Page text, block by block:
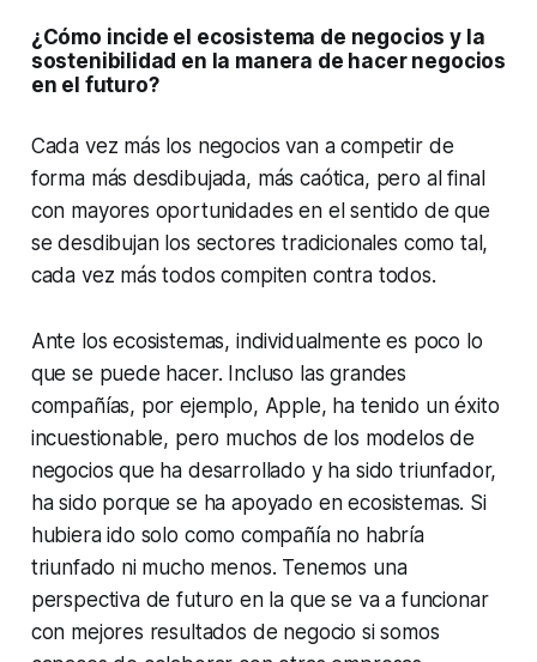
¿Cómo incide el ecosistema de negocios y la
sostenibilidad en la manera de hacer negocios
en el futuro?
Cada vez más los negocios van a competir de
forma más desdibujada, más caótica, pero al final
con mayores oportunidades en el sentido de que
se desdibujan los sectores tradicionales como tal,
cada vez más todos compiten contra todos.
Ante los ecosistemas, individualmente es poco lo
que se puede hacer. Incluso las grandes
compañías, por ejemplo, Apple, ha tenido un éxito
incuestionable, pero muchos de los modelos de
negocios que ha desarrollado y ha sido triunfador,
ha sido porque se ha apoyado en ecosistemas. Si
hubiera ido solo como compañía no habría
triunfado ni mucho menos. Tenemos una
perspectiva de futuro en la que se va a funcionar
con mejores resultados de negocio si somos